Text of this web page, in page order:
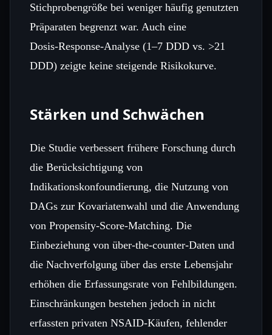
Stichprobengröße bei weniger häufig genutzten
Präparaten begrenzt war. Auch eine
Dosis‑Response‑Analyse (1–7 DDD vs. >21
DDD) zeigte keine steigende Risikokurve.
Stärken und Schwächen
Die Studie verbessert frühere Forschung durch
die Berücksichtigung von
Indikationskonfoundierung, die Nutzung von
DAGs zur Kovariatenwahl und die Anwendung
von Propensity‑Score‑Matching. Die
Einbeziehung von über‑the‑counter‑Daten und
die Nachverfolgung über das erste Lebensjahr
erhöhen die Erfassungsrate von Fehlbildungen.
Einschränkungen bestehen jedoch in nicht
erfassten privaten NSAID‑Käufen, fehlender